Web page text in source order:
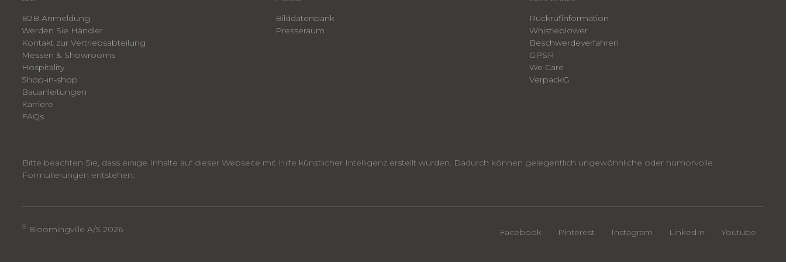
B2B Anmeldung
Werden Sie Händler
Kontakt zur Vertriebsabteilung
Messen & Showrooms
Hospitality
Shop-in-shop
Bauanleitungen
​Karriere
FAQs
Bilddatenbank
Presseraum
Rückrufinformation
Whistleblower
​Beschwerdeverfahren
GPSR
We Care
VerpackG
Bitte beachten Sie, dass einige Inhalte auf dieser Webseite mit Hilfe künstlicher Intelligenz erstellt wurden. Dadurch können gelegentlich ungewöhnliche oder humorvolle
Formulierungen entstehen.
® Bloomingville A/S 2026 Facebook Pinterest Instagram LinkedIn Youtube